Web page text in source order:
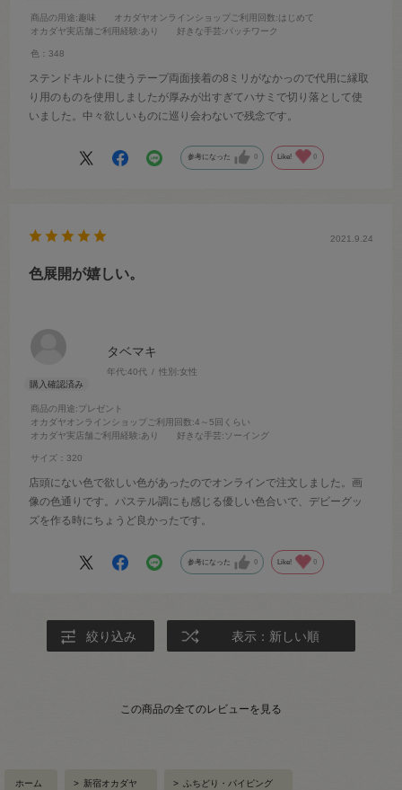
商品の用途:趣味 オカダヤオンラインショップご利用回数:はじめて
オカダヤ実店舗ご利用経験:あり 好きな手芸:パッチワーク
色：348
ステンドキルトに使うテープ両面接着の8ミリがなかっので代用に縁取
り用のものを使用しましたが厚みが出すぎてハサミで切り落として使
いました。中々欲しいものに巡り会わないで残念です。
参考になった 0 Like! 0
タベマキ
年代:40代 性別:女性
商品の用途:プレゼント
オカダヤオンラインショップご利用回数:4～5回くらい
オカダヤ実店舗ご利用経験:あり 好きな手芸:ソーイング
サイズ：320
2021.9.24
色展開が嬉しい。
店頭にない色で欲しい色があったのでオンラインで注文しました。画
像の色通りです。パステル調にも感じる優しい色合いで、デビーグッ
ズを作る時にちょうど良かったです。
参考になった 0 Like! 0
絞り込み 表示：新しい順
この商品の全てのレビューを見る
ホーム > 新宿オカダヤ > ふちどり・パイピング